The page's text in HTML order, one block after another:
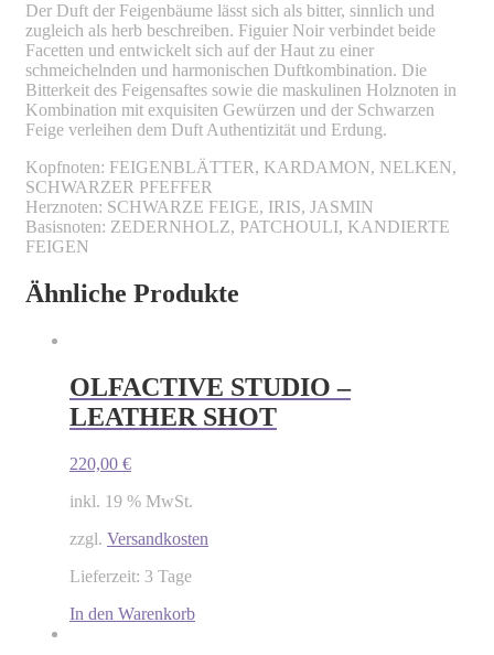
Der Duft der Feigenbäume lässt sich als bitter, sinnlich und
zugleich als herb beschreiben. Figuier Noir verbindet beide
Facetten und entwickelt sich auf der Haut zu einer
schmeichelnden und harmonischen Duftkombination. Die
Bitterkeit des Feigensaftes sowie die maskulinen Holznoten in
Kombination mit exquisiten Gewürzen und der Schwarzen
Feige verleihen dem Duft Authentizität und Erdung.
Kopfnoten: FEIGENBLÄTTER, KARDAMON, NELKEN,
SCHWARZER PFEFFER
Herznoten: SCHWARZE FEIGE, IRIS, JASMIN
Basisnoten: ZEDERNHOLZ, PATCHOULI, KANDIERTE
FEIGEN
Ähnliche Produkte
OLFACTIVE STUDIO –
LEATHER SHOT
220,00 €
inkl. 19 % MwSt.
zzgl. Versandkosten
Lieferzeit: 3 Tage
In den Warenkorb